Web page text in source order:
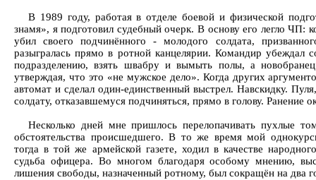
В 1989 году, работая в отделе боевой и физической
знамя», я подготовил судебный очерк. В основу его легло ЧП:
убил своего подчинённого - молодого солдата,
разыгралась прямо в ротной канцелярии. Командир убеждал
подразделению, взять швабру и вымыть полы, а новобранец
утверждая, что это «не мужское дело». Когда других
автомат и сделал один-единственный выстрел. Навскидку.
солдату, отказавшемуся подчиняться, прямо в голову. Ранение
Несколько дней мне пришлось перелопачивать пухлые
обстоятельства происшедшего. В то же время мой
тогда в той же армейской газете, ходил в качестве
судьба офицера. Во многом благодаря особому мнению,
лишения свободы, назначенный ротному, был сокращён на два